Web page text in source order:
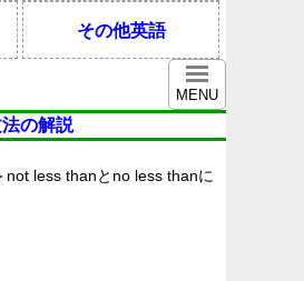
その他英語
MENU
の解説
not less thanとno less thanに